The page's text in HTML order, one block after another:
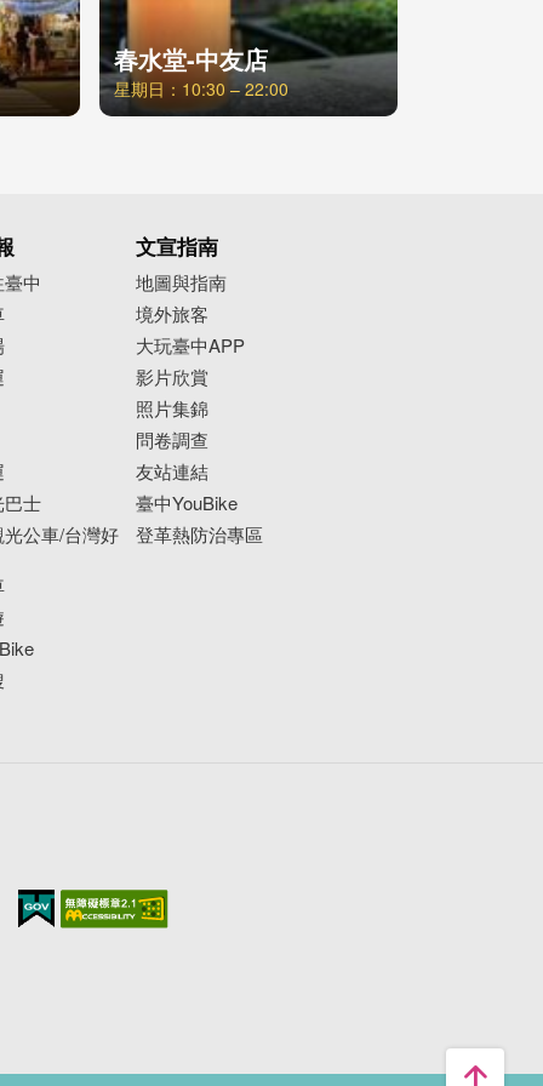
春水堂-中友店
星期日：10:30 – 22:00
中
巴士
公車/台灣好
文宣指南
地圖與指南
境外旅客
大玩臺中APP
影片欣賞
照片集錦
問卷調查
友站連結
臺中YouBike
登革熱防治專區